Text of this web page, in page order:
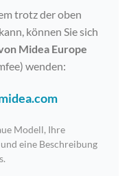
trotz der oben
können Sie sich
Midea Europe
wenden:
Modell, Ihre
eine Beschreibung